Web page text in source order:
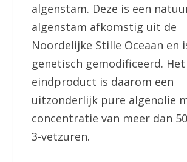
algenstam. Deze is een
algenstam afkomstig uit de
Noordelijke Stille Oceaan en
genetisch gemodificeerd. Het
eindproduct is daarom een
uitzonderlijk pure algenolie
concentratie van meer dan
3-vetzuren.